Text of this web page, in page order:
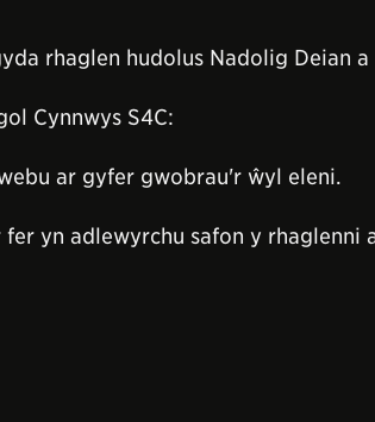
rhaglen hudolus Nadolig Deian
Cynnwys S4C:
ar gyfer gwobrau'r ŵyl eleni.
yn adlewyrchu safon y rhaglenni